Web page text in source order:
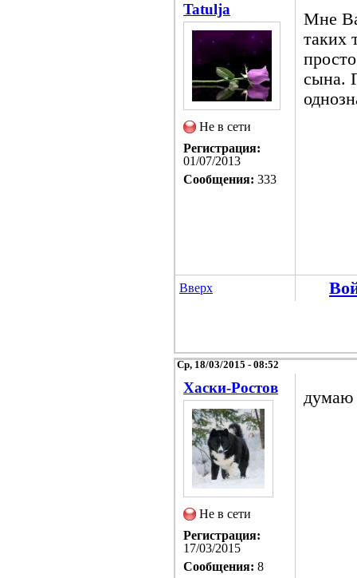
Tatulja
Не в сети
Регистрация:
01/07/2013
Сообщения: 333
Мне
таких
сына.
Вверх
Ср, 18/03/2015 - 08:52
Хаски-Ростов
Не в сети
Регистрация:
17/03/2015
Сообщения: 8
думаю